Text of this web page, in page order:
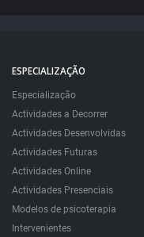
ESPECIALIZAÇÃO
Especialização
Actividades a Decorrer
Actividades Desenvolvidas
Actividades Futuras
Actividades Online
Actividades Presenciais
Modelos de psicoterapia
Intervenientes